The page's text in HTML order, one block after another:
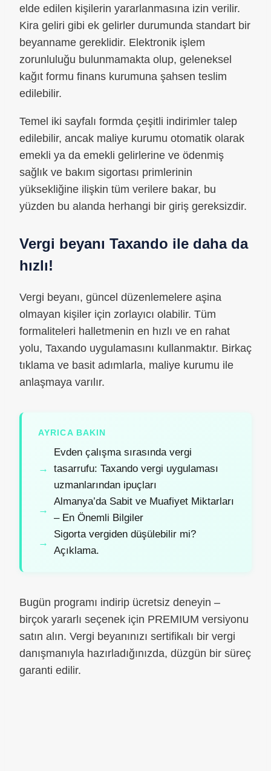
elde edilen kişilerin yararlanmasına izin verilir.
Kira geliri gibi ek gelirler durumunda standart bir
beyanname gereklidir. Elektronik işlem
zorunluluğu bulunmamakta olup, geleneksel
kağıt formu finans kurumuna şahsen teslim
edilebilir.
Temel iki sayfalı formda çeşitli indirimler talep
edilebilir, ancak maliye kurumu otomatik olarak
emekli ya da emekli gelirlerine ve ödenmiş
sağlık ve bakım sigortası primlerinin
yüksekliğine ilişkin tüm verilere bakar, bu
yüzden bu alanda herhangi bir giriş gereksizdir.
Vergi beyanı Taxando ile daha da
hızlı!
Vergi beyanı, güncel düzenlemelere aşina
olmayan kişiler için zorlayıcı olabilir. Tüm
formaliteleri halletmenin en hızlı ve en rahat
yolu, Taxando uygulamasını kullanmaktır. Birkaç
tıklama ve basit adımlarla, maliye kurumu ile
anlaşmaya varılır.
AYRICA BAKIN
Evden çalışma sırasında vergi
tasarrufu: Taxando vergi uygulaması
uzmanlarından ipuçları
Almanya’da Sabit ve Muafiyet Miktarları
– En Önemli Bilgiler
Sigorta vergiden düşülebilir mi?
Açıklama.
Bugün programı indirip ücretsiz deneyin –
birçok yararlı seçenek için PREMIUM versiyonu
satın alın. Vergi beyanınızı sertifikalı bir vergi
danışmanıyla hazırladığınızda, düzgün bir süreç
garanti edilir.